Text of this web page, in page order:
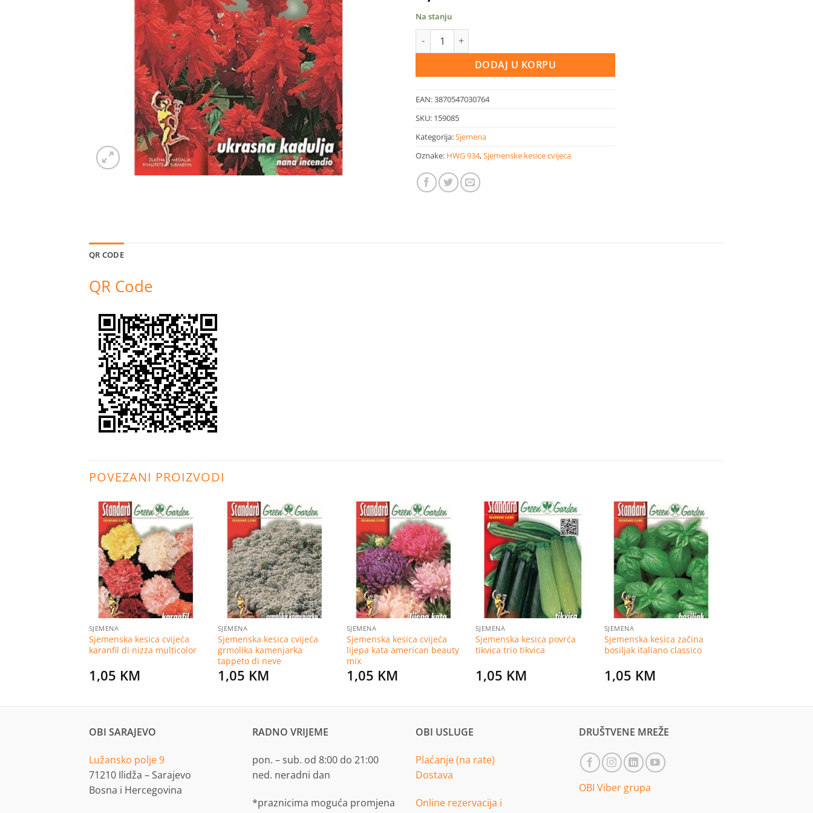
Na stanju
Sjemenska kesica cvijeća ukrasna kadulja nana incendio količina
DODAJ U KORPU
EAN:3870547030764
SKU: 159085
Kategorija:Sjemena
Oznake: HWG 934,Sjemenske kesice cvijeca
QR CODE
QR Code
POVEZANI PROIZVODI
Dodaj
na
listu
želja
SJEMENA
Sjemenska kesica cvijeća
karanfil di nizza multicolor
1,05 KM
Dodaj
na
listu
želja
SJEMENA
Sjemenska kesica cvijeća
grmolika kamenjarka
tappeto di neve
1,05 KM
Dodaj
na
listu
želja
SJEMENA
Sjemenska kesica cvijeća
lijepa kata american beauty
mix
1,05 KM
Dodaj
na
listu
želja
SJEMENA
Sjemenska kesica povrća
tikvica trio tikvica
1,05 KM
Dodaj
na
listu
želja
SJEMENA
Sjemenska kesica začina
bosiljak italiano classico
1,05 KM
OBI SARAJEVO
Lužansko polje 9
71210 Ilidža – Sarajevo
Bosna i Hercegovina
RADNO VRIJEME
pon. – sub. od 8:00 do 21:00
ned. neradni dan
*praznicima moguća promjena
OBI USLUGE
Plaćanje (na rate)
Dostava
Online rezervacija i
DRUŠTVENE MREŽE
OBI Viber grupa